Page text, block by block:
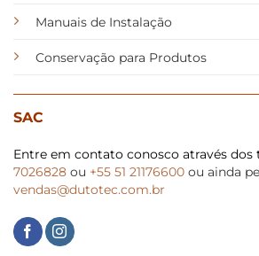
Manuais de Instalação
Conservação para Produtos
SAC
Entre em contato conosco através dos
7026828 ou +55 51 21176600 ou ainda
vendas@dutotec.com.br